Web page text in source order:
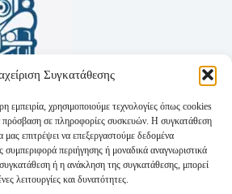
Συγκατάθεσης
εμπειρία, χρησιμοποιούμε τεχνολογίες όπως cookies
πρόσβαση σε πληροφορίες συσκευών. Η συγκατάθεση
μας επιτρέψει να επεξεργαστούμε δεδομένα
περιήγησης ή μοναδικά αναγνωριστικά
ή η ανάκληση της συγκατάθεσης, μπορεί
λειτουργίες και δυνατότητες.